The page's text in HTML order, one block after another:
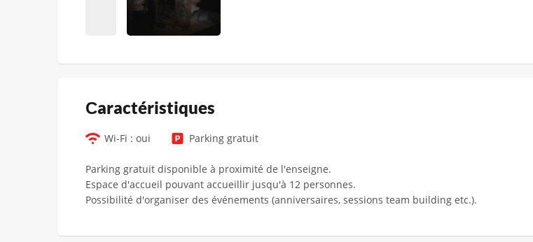
Сaractéristiques
Wi-Fi : oui Parking gratuit
Parking gratuit disponible à proximité de l'enseigne.
Espace d'accueil pouvant accueillir jusqu'à 12 personnes.
Possibilité d'organiser des événements (anniversaires, sessions team building etc.).